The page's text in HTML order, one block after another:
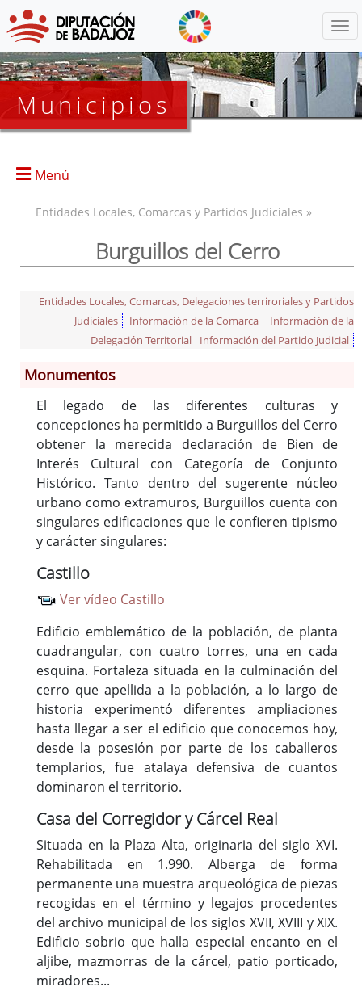
Municipios
Menú
Información General
Historia
Monumentos
Gastronomía
Fiestas
Turismo
Población
Corporación
Correo-e gratis
Entidades Locales, Comarcas y Partidos Judiciales »
Burguillos del Cerro
Entidades Locales, Comarcas, Delegaciones terriroriales y Partidos
Judiciales
Información de la Comarca
Información de la
Delegación Territorial
Información del Partido Judicial
Monumentos
El legado de las diferentes culturas y
concepciones ha permitido a Burguillos del Cerro
obtener la merecida declaración de Bien de
Interés Cultural con Categoría de Conjunto
Histórico. Tanto dentro del sugerente núcleo
urbano como extramuros, Burguillos cuenta con
singulares edificaciones que le confieren tipismo
y carácter singulares:
Castillo
Ver vídeo Castillo
Edificio emblemático de la población, de planta
cuadrangular, con cuatro torres, una en cada
esquina. Fortaleza situada en la culminación del
cerro que apellida a la población, a lo largo de
historia experimentó diferentes ampliaciones
hasta llegar a ser el edificio que conocemos hoy,
desde la posesión por parte de los caballeros
templarios, fue atalaya defensiva de cuantos
dominaron el territorio.
Casa del Corregidor y Cárcel Real
Situada en la Plaza Alta, originaria del siglo XVI.
Rehabilitada en 1.990. Alberga de forma
permanente una muestra arqueológica de piezas
recogidas en el término y legajos procedentes
del archivo municipal de los siglos XVII, XVIII y XIX.
Edificio sobrio que halla especial encanto en el
aljibe, mazmorras de la cárcel, patio porticado,
miradores...